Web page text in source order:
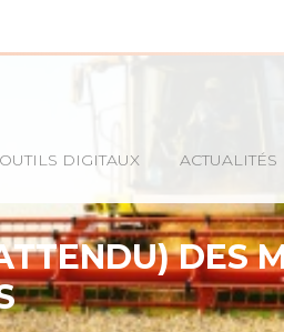
DIGITAUX ACTUALITÉS
DES